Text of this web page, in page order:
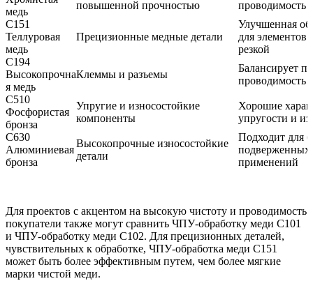
медь
повышенной прочностью
проводимость
C151
Теллуровая
медь
Прецизионные медные детали
Улучшенная
для элементов
резкой
C194
Высокопрочна
я медь
Клеммы и разъемы
Балансирует
проводимость
C510
Фосфористая
бронза
Упругие и износостойкие
компоненты
Хорошие
упругости и
C630
Алюминиевая
бронза
Высокопрочные износостойкие
детали
Подходит для
подверженных
применений
Для проектов с акцентом на высокую чистоту и проводимость
покупатели также могут сравнить ЧПУ-обработку меди C101
и ЧПУ-обработку меди C102. Для прецизионных деталей,
чувствительных к обработке, ЧПУ-обработка меди C151
может быть более эффективным путем, чем более мягкие
марки чистой меди.